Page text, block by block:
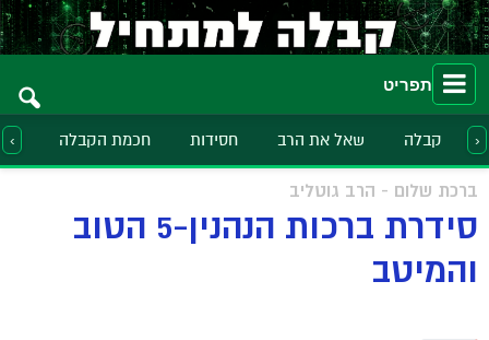
תפריט
קבלה שאל את הרב חסידות חכמת הקבלה ›
‹
ברכת שלום - הרב גוטליב
סידרת ברכות הנהנין-5 הטוב
והמיטב